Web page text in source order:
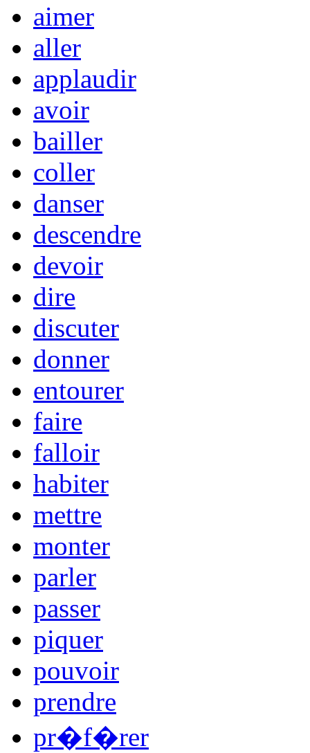
aimer
aller
applaudir
avoir
bailler
coller
danser
descendre
devoir
dire
discuter
donner
entourer
faire
falloir
habiter
mettre
monter
parler
passer
piquer
pouvoir
prendre
pr�f�rer